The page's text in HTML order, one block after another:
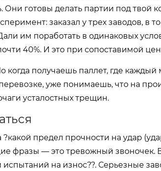
Они готовы делать партии под твой
заказал у трех заводов, в
им поработать в одинаковых
40%. И это при сопоставимой
получаешь паллет, где каждый
уже понимаешь, что на
усталостных трещин.
предел прочности на удар
фразы — это тревожный звоночек.
на износ??. Серьезные